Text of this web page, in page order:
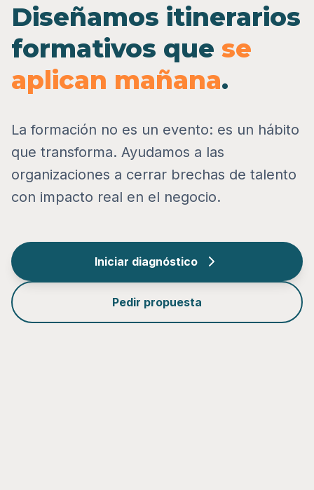
Diseñamos itinerarios
formativos que se
aplican mañana.
La formación no es un evento: es un hábito
que transforma. Ayudamos a las
organizaciones a cerrar brechas de talento
con impacto real en el negocio.
Iniciar diagnóstico
Pedir propuesta